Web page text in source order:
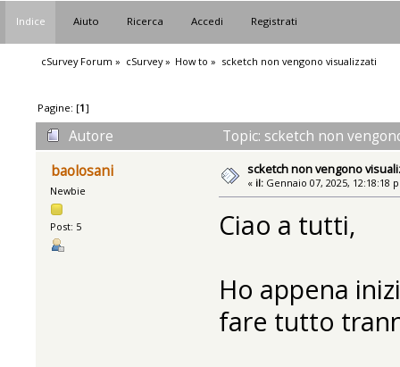
Indice Aiuto Ricerca Accedi Registrati
cSurvey Forum » cSurvey» How to » scketch non vengono visualizzati
Pagine: [1]
Autore
Topic: scketch non
baolosani
Newbie
Post: 5
scketch non vengono
« il: Gennaio 07, 2025, 12:18:18
Ciao a tutti,
Ho appena
fare tutto